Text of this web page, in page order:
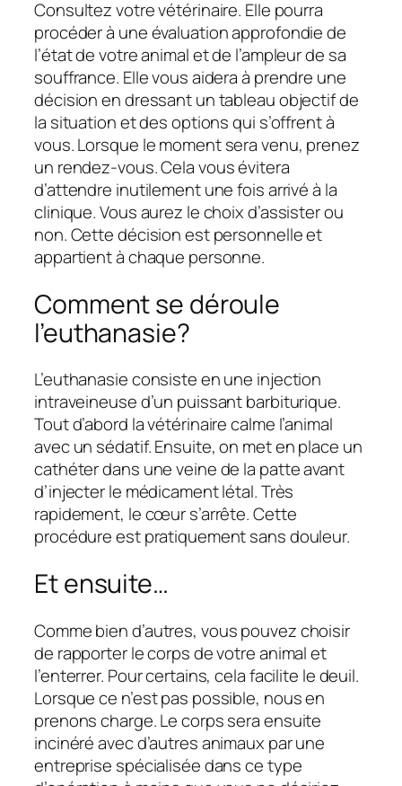
Consultez votre vétérinaire. Elle pourra
procéder à une évaluation approfondie de
l’état de votre animal et de l’ampleur de sa
souffrance. Elle vous aidera à prendre une
décision en dressant un tableau objectif de
la situation et des options qui s’offrent à
vous. Lorsque le moment sera venu, prenez
un rendez-vous. Cela vous évitera
d’attendre inutilement une fois arrivé à la
clinique. Vous aurez le choix d’assister ou
non. Cette décision est personnelle et
appartient à chaque personne.
Comment se déroule
l’euthanasie?
L’euthanasie consiste en une injection
intraveineuse d’un puissant barbiturique.
Tout d’abord la vétérinaire calme l’animal
avec un sédatif. Ensuite, on met en place un
cathéter dans une veine de la patte avant
d’injecter le médicament létal. Très
rapidement, le cœur s’arrête. Cette
procédure est pratiquement sans douleur.
Et ensuite…
Comme bien d’autres, vous pouvez choisir
de rapporter le corps de votre animal et
l’enterrer. Pour certains, cela facilite le deuil.
Lorsque ce n’est pas possible, nous en
prenons charge. Le corps sera ensuite
incinéré avec d’autres animaux par une
entreprise spécialisée dans ce type